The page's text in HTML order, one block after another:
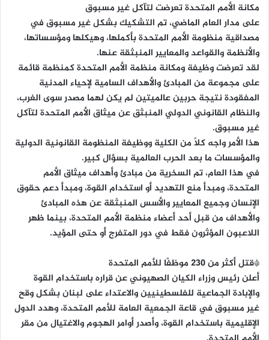
مكانة الأمم المتحدة تعرضت لتآكل غير مسبوق
على مدار العام الماضي، تم التشكيك بشكل غير مسبوق في
مصداقية منظومة الأمم المتحدة بأكملها، وهيكلها ومؤسساتها،
والأنظمة والقواعد والمعايير المنبثقة عنها.
لقد تعرضت وظيفة ومكانة منظمة الأمم المتحدة كمنظمة قائمة
على مجموعة من المبادئ والأهداف السامية لإحياء المدنية
المفقودة نتيجة حربين عالميتين لم يكن لهما مصدر سوى الغرب،
والنظام القانوني الدولي المنبثق عن ميثاق الأمم المتحدة لتآكل
غير مسبوق.
هذا الأمر واجه كلاً من الكلية ووظيفة المنظومة القانونية الدولية
والمؤسسات ما بعد الحرب العالمية بسؤال كبير.
في هذا العام، تم السخرية من مبادئ وأهداف ميثاق الأمم
المتحدة، ومبدأ منع التهديد أو استخدام القوة، ومبدأ دعم حقوق
الإنسان وجميع المعايير والأسس المنبثقة عن هذه المبادئ
والأهداف من قبل أحد أعضاء منظمة الأمم المتحدة، بينما ظهر
اللاعبون المؤثرون فقط في دور المتفرج أو حتى المؤيد.
*قتل أكثر من 230 موظفًا للأمم المتحدة
أعلن رئيس وزراء الكيان الصهيوني عن قراره باستخدام القوة
والإبادة الجماعية للفلسطينيين والاعتداء على لبنان بشكل وقح
غير مسبوق في قاعة الجمعية العامة للأمم المتحدة، وهدد الدول
الإقليمية باستخدام القوة، وأصدر أوامر الهجوم والاغتيال من مقر